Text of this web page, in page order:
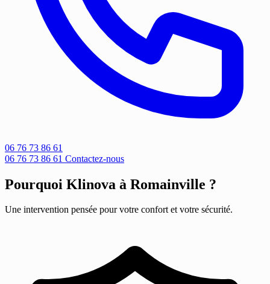
06 76 73 86 61
06 76 73 86 61 Contactez-nous
Pourquoi Klinova à Romainville ?
Une intervention pensée pour votre confort et votre sécurité.